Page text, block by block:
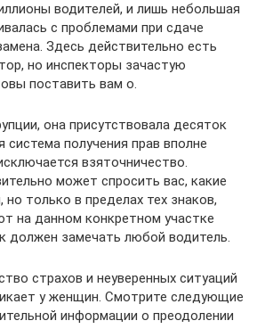
водителей, и лишь небольшая
с проблемами при сдаче
Здесь действительно есть
но инспекторы зачастую
поставить вам о.
она присутствовала десяток
система получения прав вполне
взяточничество.
может спросить вас, какие
но только в пределах тех знаков,
на данном конкретном участке
должен замечать любой водитель.
страхов и неуверенных ситуаций
у женщин. Смотрите следующие
информации о преодолении